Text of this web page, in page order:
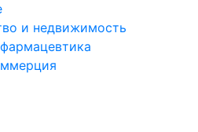
и недвижимость